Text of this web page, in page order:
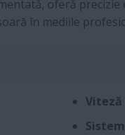
oferă
în mediile